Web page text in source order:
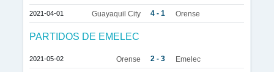
2021-04-01 Guayaquil City 4 - 1 Orense
PARTIDOS DE EMELEC
2021-05-02 Orense 2 - 3 Emelec